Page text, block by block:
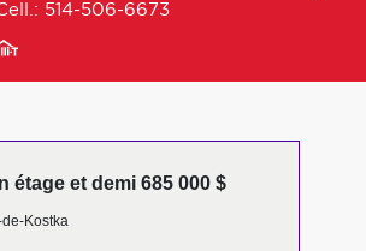
514-506-6673
étage et demi 685 000 $
Kostka